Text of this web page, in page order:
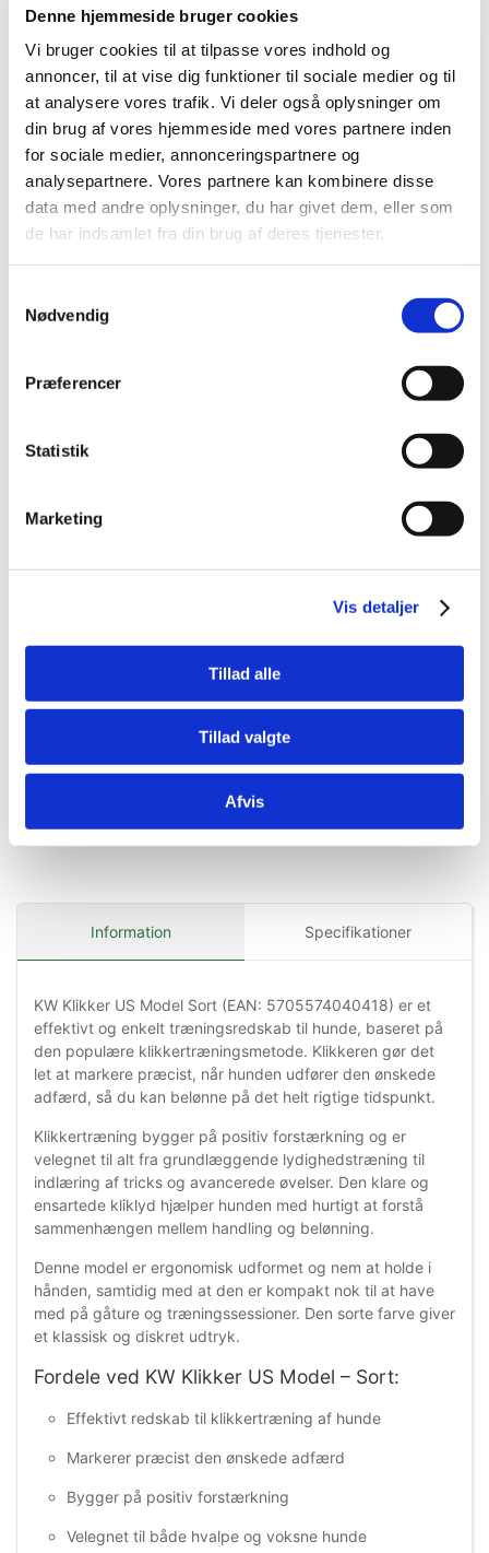
Denne hjemmeside bruger cookies
Vi bruger cookies til at tilpasse vores indhold og
annoncer, til at vise dig funktioner til sociale medier og til
at analysere vores trafik. Vi deler også oplysninger om
din brug af vores hjemmeside med vores partnere inden
for sociale medier, annonceringspartnere og
analysepartnere. Vores partnere kan kombinere disse
data med andre oplysninger, du har givet dem, eller som
de har indsamlet fra din brug af deres tjenester.
Nødvendig
Præferencer
Statistik
Marketing
Vis detaljer
Tillad alle
Tillad valgte
Afvis
Bestsælgende varer i Hundetræning &
Lydighed
tyggetabletter, 30 stk.
DKK 159,00
Køb nu
Information Specifikationer
KW Klikker US Model Sort (EAN: 5705574040418) er et
effektivt og enkelt træningsredskab til hunde, baseret på
den populære klikkertræningsmetode. Klikkeren gør det
let at markere præcist, når hunden udfører den ønskede
adfærd, så du kan belønne på det helt rigtige tidspunkt.
Klikkertræning bygger på positiv forstærkning og er
velegnet til alt fra grundlæggende lydighedstræning til
indlæring af tricks og avancerede øvelser. Den klare og
ensartede kliklyd hjælper hunden med hurtigt at forstå
sammenhængen mellem handling og belønning.
Denne model er ergonomisk udformet og nem at holde i
hånden, samtidig med at den er kompakt nok til at have
med på gåture og træningssessioner. Den sorte farve giver
et klassisk og diskret udtryk.
Fordele ved KW Klikker US Model – Sort:
Effektivt redskab til klikkertræning af hunde
Markerer præcist den ønskede adfærd
Bygger på positiv forstærkning
Velegnet til både hvalpe og voksne hunde